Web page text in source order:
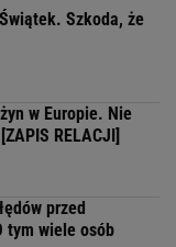
Szkoda, że
w Europie. Nie
RELACJI]
przed
tym wiele osób